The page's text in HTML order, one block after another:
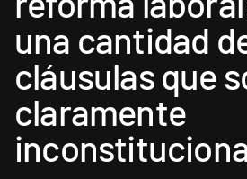
una cantidad
cláusulas que
claramente